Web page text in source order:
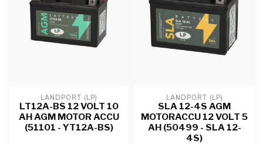
LANDPORT (LP)
LT12A-BS 12 VOLT 10
AH AGM MOTOR ACCU
(51101 - YT12A-BS)
LANDPORT (LP)
SLA 12-4S AGM
MOTORACCU 12 VOLT 5
AH (50499 - SLA 12-
4S)